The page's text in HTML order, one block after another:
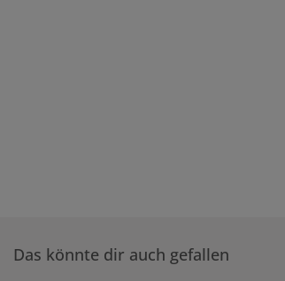
Das könnte dir auch gefallen